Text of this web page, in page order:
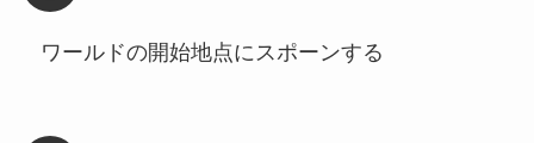
ワールドの開始地点にスポーンする